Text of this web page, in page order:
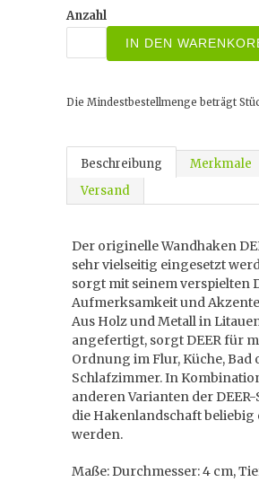
Anzahl
IN DEN
Die Mindestbestellmenge beträgt
Beschreibung
Merkmale
Versand
Der originelle Wandhaken
sehr vielseitig eingesetzt
sorgt mit seinem verspielten
Aufmerksamkeit und
Aus Holz und Metall in
angefertigt, sorgt DEER für
Ordnung im Flur, Küche, Bad
Schlafzimmer. In
anderen Varianten der
die Hakenlandschaft
werden.
Maße: Durchmesser: 4 cm,